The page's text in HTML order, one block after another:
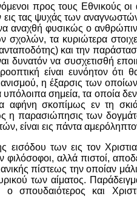
προς τους Εθνικούς οι
εις τας ψυχάς των
αναχθή φυσικώς ο
σχολών, τα κυριώτερα
και την
δυνατόν να συσχετισθή
είναι ευνόητον ότι
η έξαρσις των
σημεία, τα οποία
αφήνη σκοπίμως εν τη
η παρασιώπησις των
είναι εις πάντα
των εις τον
αλλά πιστοί,
πίστεως την οποίαν
των αίματος.
ο σπουδαιότερος και